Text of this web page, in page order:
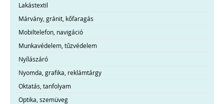
Lakástextil
Márvány, gránit, kőfaragás
Mobiltelefon, navigáció
Munkavédelem, tűzvédelem
Nyílászáró
Nyomda, grafika, reklámtárgy
Oktatás, tanfolyam
Optika, szemüveg